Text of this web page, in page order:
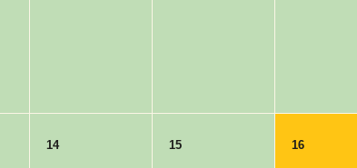
14 15 16